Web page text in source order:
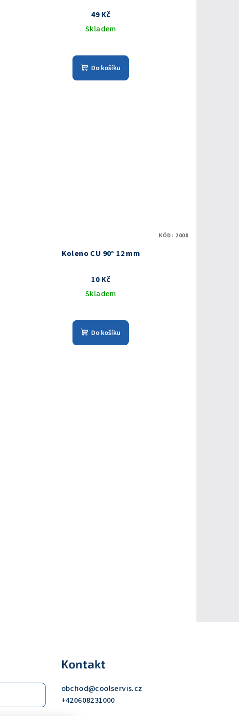
49 Kč
Skladem
Do košíku
Koleno CU 90° 12 mm
10 Kč
Skladem
Do košíku
KÓD: 2008
Kontakt
obchod@coolservis.cz
+420608231000